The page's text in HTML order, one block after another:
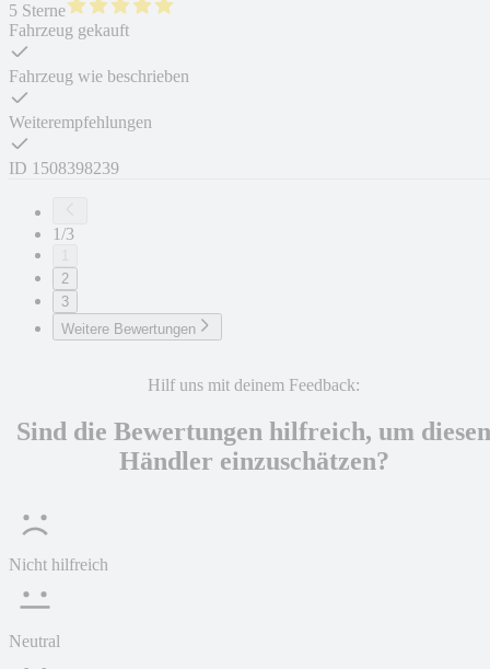
5 Sterne
Fahrzeug gekauft
Fahrzeug wie beschrieben
Weiterempfehlungen
ID 1508398239
1/3
2
3
Weitere Bewertungen
Hilf uns mit deinem Feedback:
Sind die Bewertungen hilfreich, um diesen
Händler einzuschätzen?
Nicht hilfreich
Neutral